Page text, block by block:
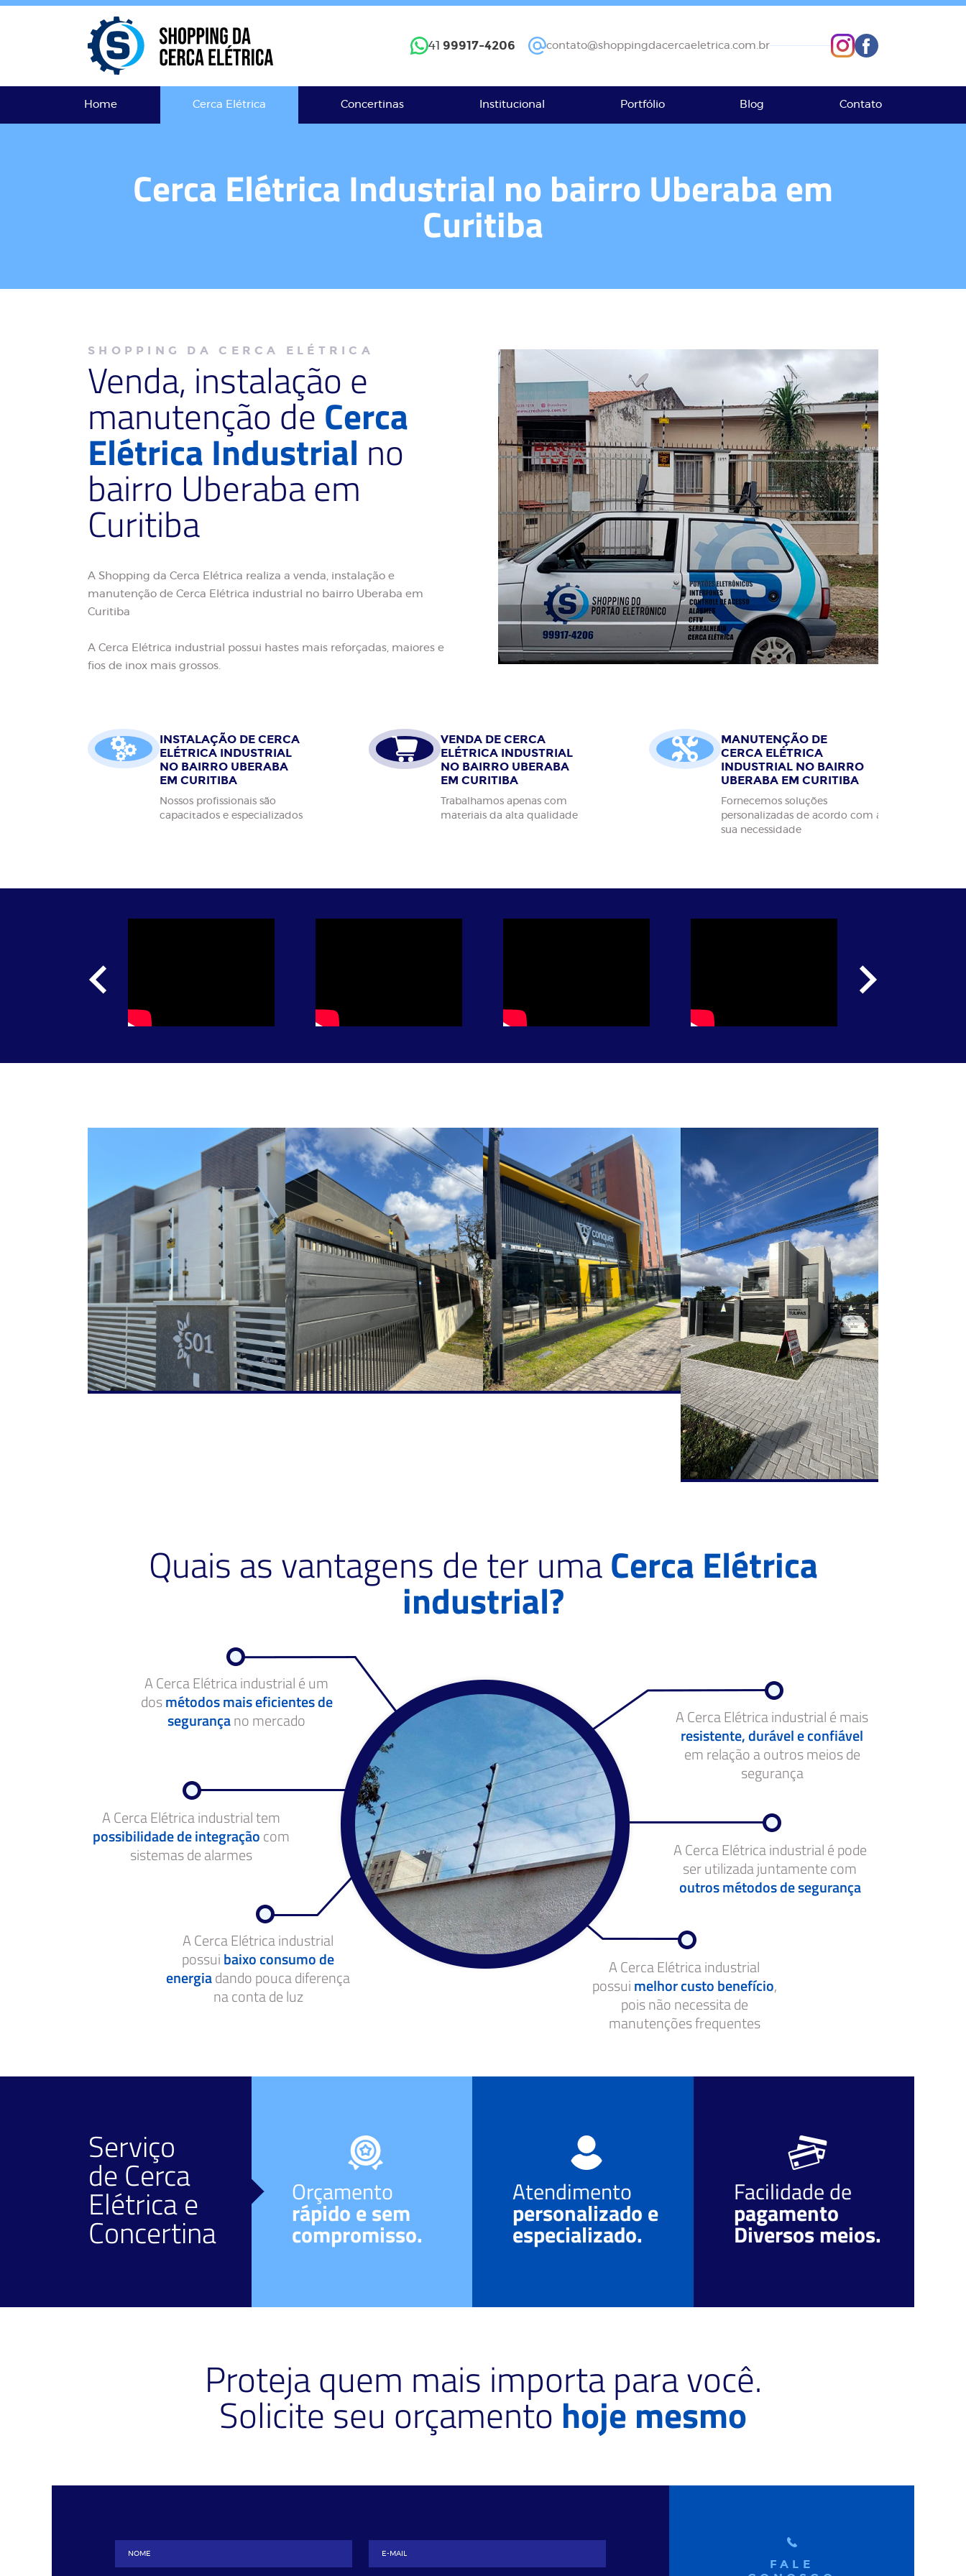
41 99917-4206 contato@shoppingdacercaeletrica.com.br
Home Cerca Elétrica Concertinas Institucional Portfólio Blog Contato
Cerca Elétrica Industrial no bairro Uberaba em
Curitiba
SHOPPING DA CERCA ELÉTRICA
Venda, instalação e
manutenção de Cerca
Elétrica Industrial no
bairro Uberaba em
Curitiba
A Shopping da Cerca Elétrica realiza a venda, instalação e
manutenção de Cerca Elétrica industrial no bairro Uberaba em
Curitiba
A Cerca Elétrica industrial possui hastes mais reforçadas, maiores e
fios de inox mais grossos.
INSTALAÇÃO DE CERCA
ELÉTRICA INDUSTRIAL
NO BAIRRO UBERABA
EM CURITIBA
Nossos profissionais são
capacitados e especializados
VENDA DE CERCA
ELÉTRICA INDUSTRIAL
NO BAIRRO UBERABA
EM CURITIBA
Trabalhamos apenas com
materiais da alta qualidade
MANUTENÇÃO DE
CERCA ELÉTRICA
INDUSTRIAL NO BAIRRO
UBERABA EM CURITIBA
Fornecemos soluções
personalizadas de acordo com a
sua necessidade
Quais as vantagens de ter umaCerca Elétrica
industrial?
A Cerca Elétrica industrial é um
dosmétodos mais eficientes de
segurançano mercado
A Cerca Elétrica industrial é mais
resistente, durável e confiável
em relação a outros meios de
segurança
A Cerca Elétrica industrial tem
possibilidade de integraçãocom
sistemas de alarmes
A Cerca Elétrica industrial é pode
ser utilizada juntamente com
outros métodos de segurança
A Cerca Elétrica industrial
possuibaixo consumo de
energiadando pouca diferença
na conta de luz
A Cerca Elétrica industrial
possuimelhor custo benefício,
pois não necessita de
manutenções frequentes
Serviço
deCerca
Elétricae
Concertina
Facilidade de
pagamento
Diversos meios.
Orçamento
rápido e sem
compromisso.
Atendimento
personalizado e
especializado.
Facilidade de
pagamento
Diversos meios.
Proteja quem mais importa para você.
Solicite seu orçamento hoje mesmo
FALE